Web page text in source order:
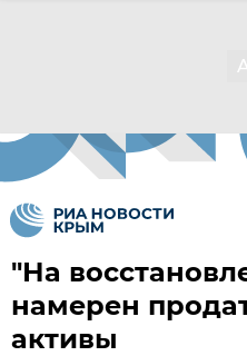
"На
намерен
активы